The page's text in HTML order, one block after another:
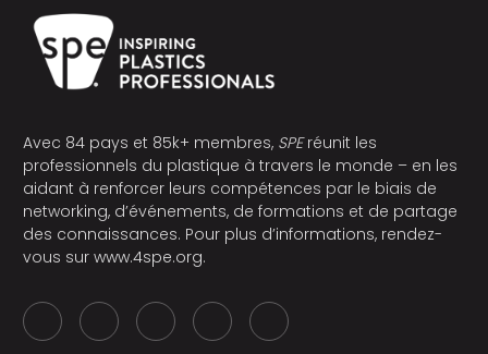
Avec 84 pays et 85k+ membres, SPEréunit les
professionnels du plastique à travers le monde – en les
aidant à renforcer leurs compétences par le biais de
networking, d’événements, de formations et de partage
des connaissances. Pour plus d’informations, rendez-
vous sur www.4spe.org.